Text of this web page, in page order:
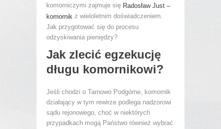
komorniczymi zajmuje się Radosław Just –
komornik z wieloletnim doświadczeniem.
Jak przygotować się do procesu
odzyskiwania pieniędzy?
Jak zlecić egzekucję
długu komornikowi?
Jeśli chodzi o Tarnowo Podgórne, komornik
działający w tym rewirze podlega nadzorowi
sądu rejonowego, choć w niektórych
przypadkach mogą Państwo również wybrać